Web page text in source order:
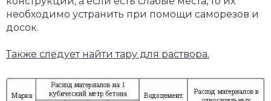
необходимо устранить при помощи саморезов и
досок.
Также следует найти тару для раствора.